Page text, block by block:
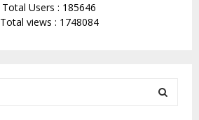
Total Users : 185646
Total views : 1748084